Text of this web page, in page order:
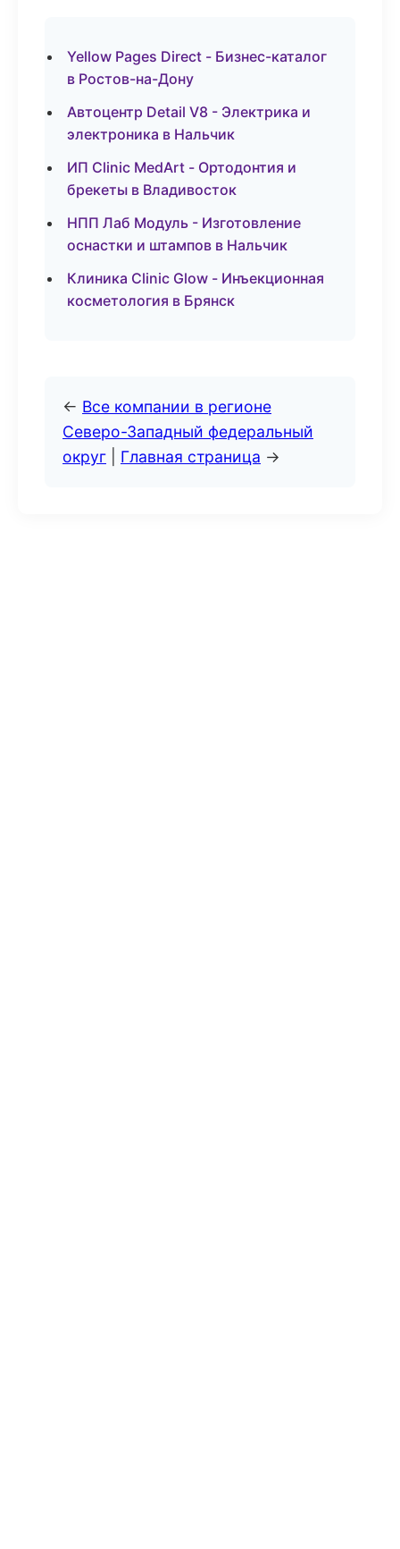
Yellow Pages Direct - Бизнес-каталог
в Ростов-на-Дону
Автоцентр Detail V8 - Электрика и
электроника в Нальчик
ИП Clinic MedArt - Ортодонтия и
брекеты в Владивосток
НПП Лаб Модуль - Изготовление
оснастки и штампов в Нальчик
Клиника Clinic Glow - Инъекционная
косметология в Брянск
← Все компании в регионе
Северо-Западный федеральный
округ
Главная страница →